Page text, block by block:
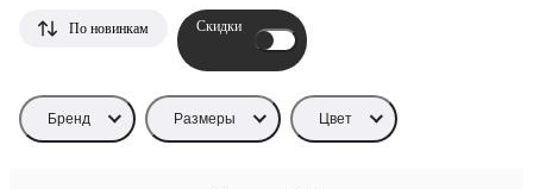
Бренд Размеры Цвет
По новинкам Скидки